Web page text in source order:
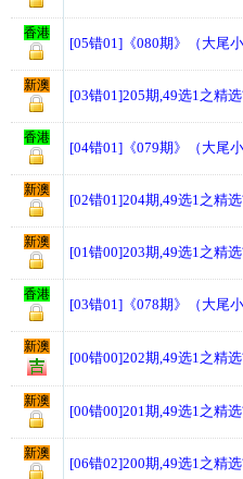
香港
[05错01]《080期》（大
新澳
[03错01]205期,49选1之精
香港
[04错01]《079期》（大
新澳
[02错01]204期,49选1之精
新澳
[01错00]203期,49选1之精
香港
[03错01]《078期》（大
新澳
[00错00]202期,49选1之精
新澳
[00错00]201期,49选1之精
新澳
[06错02]200期,49选1之精